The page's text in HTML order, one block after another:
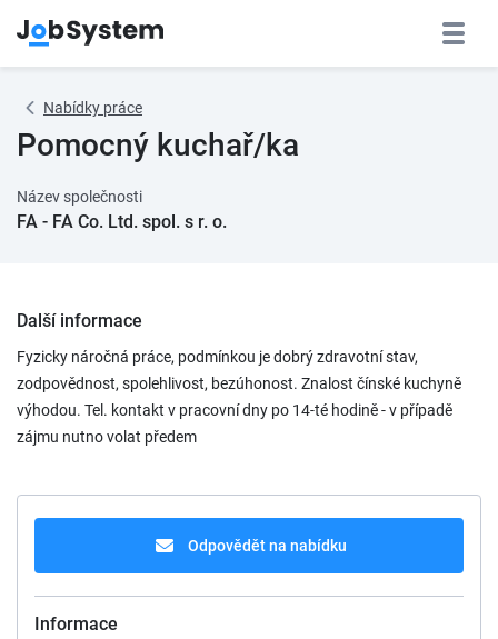
Nabídky práce
Pomocný kuchař/ka
Název společnosti
FA - FA Co. Ltd. spol. s r. o.
Další informace
Fyzicky náročná práce, podmínkou je dobrý zdravotní stav,
zodpovědnost, spolehlivost, bezúhonost. Znalost čínské kuchyně
výhodou. Tel. kontakt v pracovní dny po 14-té hodině - v případě
zájmu nutno volat předem
Odpovědět na nabídku
Informace